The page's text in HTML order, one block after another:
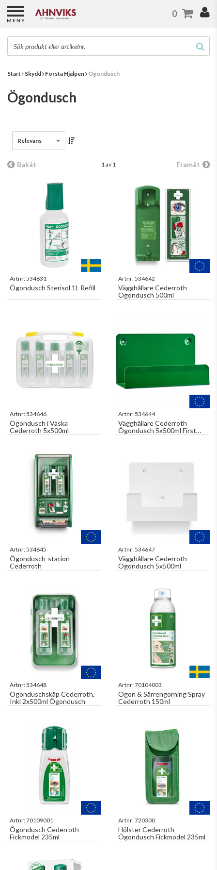
Start Skydd Första Hjälpen Ögondusch
Ögondusch
Relevans
Bakåt 1 av 1 Framåt
Artnr:534631
Ögondusch Sterisol 1L Refill
Artnr:534642
Vägghållare Cederroth
Ögondusch 500ml
Artnr:534646
Ögondusch i Väska
Cederroth 5x500ml
Artnr:534644
Vägghållare Cederroth
Ögondusch 5x500ml First
Aid Kit
Artnr:534645
Ögondusch-station
Cederroth
Artnr:534647
Vägghållare Cederroth
Ögondusch 5x500ml
Artnr:534648
Ögonduschskåp Cederroth,
Inkl 2x500ml Ögondusch
Artnr:70104003
Ögon & Sårrengörning Spray
Cederroth 150ml
Artnr:70109001
Ögondusch Cederroth
Fickmodel 235ml
Artnr:720300
Hölster Cederroth
Ögondusch Fickmodel 235ml
MENY
0